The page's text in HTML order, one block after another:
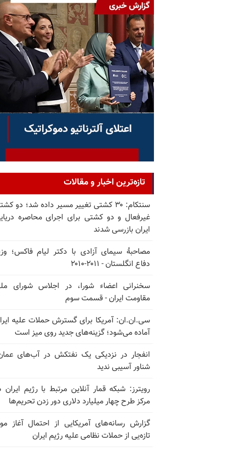
تازه‌ترین اخبار و مقالات
سنتکام: ۳۰ کشتی تغییر مسیر داده شد؛ دو
غیرفعال و دو کشتی برای اجرای محاصره
ایران بازرسی شدند
مصاحبهٔ سیمای آزادی با دکتر لیام فاکس؛
دفاع انگلستان - ۲۰۱۱-۲۰۱۰
سخنرانی اعضاء شورا، در اجلاس شورای
مقاومت ایران - قسمت سوم
سی.ان.ان: آمریکا برای گسترش حملات علیه
آماده می‌شود؛ گزینه‌های جدید روی میز است
انفجار در نزدیکی یک نفتکش در آب‌های
شناور آسیبی ندید
رویترز: شبکه قمار آنلاین مرتبط با رژیم ایران
مرکز طرح چهار میلیارد دلاری دور زدن تحریم‌ها
گزارش رسانه‌های آمریکایی از احتمال آغاز
تازه‌یی از حملات نظامی علیه رژیم ایران